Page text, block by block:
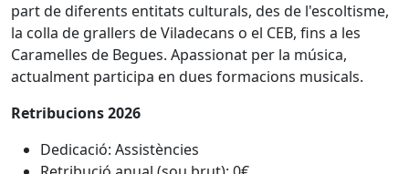
part de diferents entitats culturals, des de l'escoltisme,
la colla de grallers de Viladecans o el CEB, fins a les
Caramelles de Begues. Apassionat per la música,
actualment participa en dues formacions musicals.
Retribucions 2026
Dedicació: Assistències